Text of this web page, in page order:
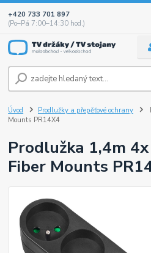
+420 733 701 897
(Po–Pá 7:00–14:30 hod.)
Úvod Prodlužky a přepěťové ochrany
Mounts PR14X4
Prodlužka 1,4m
Fiber Mounts